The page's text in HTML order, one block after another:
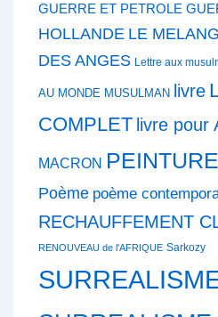
GUERRE ET PETROLE
HOLLANDE LE
DES ANGES Lettre aux
AU MONDE MUSULMAN livre
COMPLET livre pour
MACRON
Poème poème
RECHAUFFEMENT
RENOUVEAU de l'AFRIQUE Sarkozy